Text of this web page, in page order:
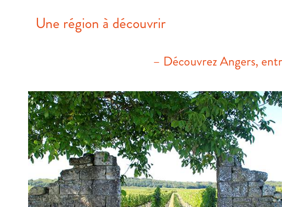
Une région à découvrir
– Découvrez Angers,